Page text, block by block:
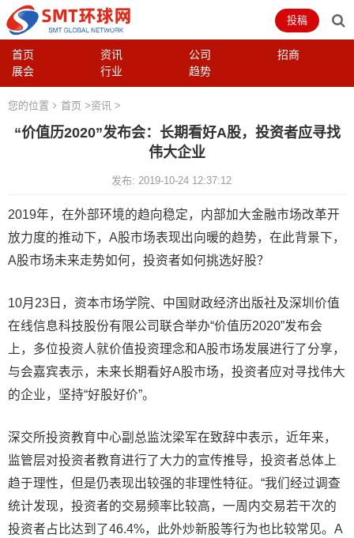
首页 资讯 公司
招商
展会
行业 趋势
投稿
您的位置 首页 >资讯 >
“价值历2020”发布会：长期看好A股，投资者应寻找
伟大企业
发布: 2019-10-24 12:37:12
2019年，在外部环境的趋向稳定，内部加大金融市场改革开
放力度的推动下，A股市场表现出向暖的趋势，在此背景下，
A股市场未来走势如何，投资者如何挑选好股？
10月23日，资本市场学院、中国财政经济出版社及深圳价值
在线信息科技股份有限公司联合举办“价值历2020”发布会
上，多位投资人就价值投资理念和A股市场发展进行了分享，
与会嘉宾表示，未来长期看好A股市场，投资者应对寻找伟大
的企业，坚持“好股好价”。
深交所投资教育中心副总监沈梁军在致辞中表示，近年来，
监管层对投资者教育进行了大力的宣传推导，投资者总体上
趋于理性，但是仍表现出较强的非理性特征。“我们经过调查
统计发现，投资者的交易频率比较高，一周内交易若干次的
投资者占比达到了46.4%，此外炒新股等行为也比较常见。A